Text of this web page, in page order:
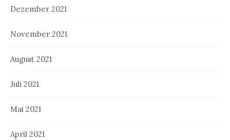
Dezember 2021
November 2021
August 2021
Juli 2021
Mai 2021
April 2021